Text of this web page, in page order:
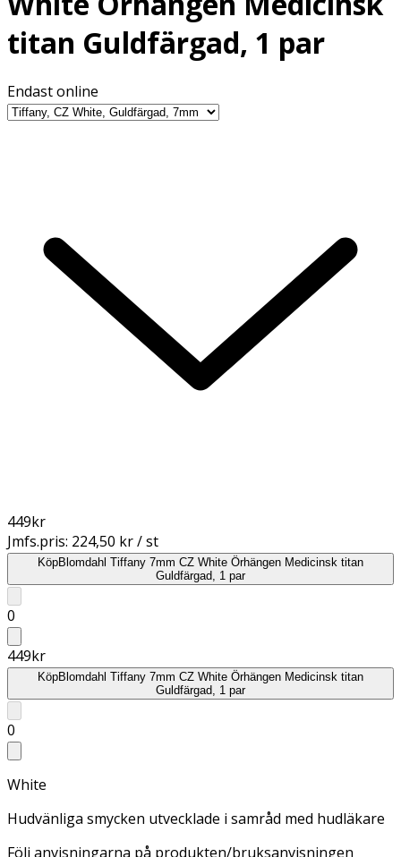
titan Guldfärgad, 1 par
Endast online
449kr
Jmfs.pris: 224,50 kr / st
KöpBlomdahl Tiffany 7mm CZ White Örhängen Medicinsk titan
Guldfärgad, 1 par
0
449kr
KöpBlomdahl Tiffany 7mm CZ White Örhängen Medicinsk titan
Guldfärgad, 1 par
0
White
Hudvänliga smycken utvecklade i samråd med hudläkare
Följ anvisningarna på produkten/bruksanvisningen